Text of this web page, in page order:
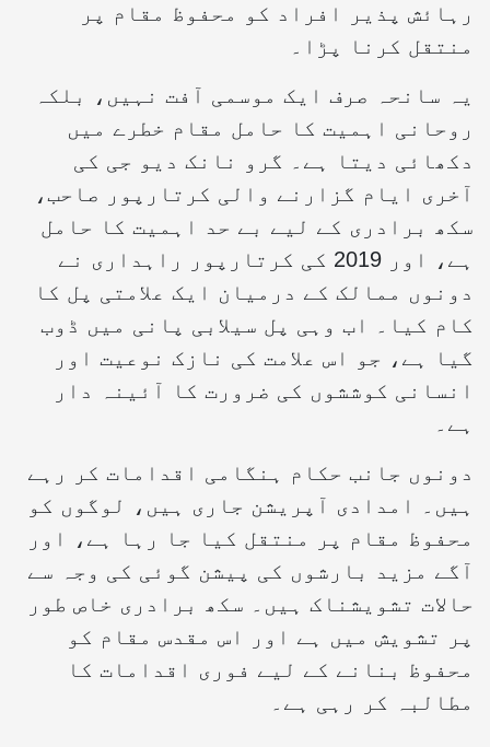
رہائش پذیر افراد کو محفوظ مقام پر
منتقل کرنا پڑا۔
یہ سانحہ صرف ایک موسمی آفت نہیں، بلکہ
روحانی اہمیت کا حامل مقام خطرے میں
دکھائی دیتا ہے۔ گرو نانک دیو جی کی
آخری ایام گزارنے والی کرتارپور صاحب،
سکھ برادری کے لیے بے حد اہمیت کا حامل
ہے، اور 2019 کی کرتارپور راہداری نے
دونوں ممالک کے درمیان ایک علامتی پل کا
کام کیا۔ اب وہی پل سیلابی پانی میں ڈوب
گیا ہے، جو اس علامت کی نازک نوعیت اور
انسانی کوششوں کی ضرورت کا آئینہ دار
ہے۔
دونوں جانب حکام ہنگامی اقدامات کر رہے
ہیں۔ امدادی آپریشن جاری ہیں، لوگوں کو
محفوظ مقام پر منتقل کیا جا رہا ہے، اور
آگے مزید بارشوں کی پیشن گوئی کی وجہ سے
حالات تشویشناک ہیں۔ سکھ برادری خاص طور
پر تشویش میں ہے اور اس مقدس مقام کو
محفوظ بنانے کے لیے فوری اقدامات کا
مطالبہ کر رہی ہے۔